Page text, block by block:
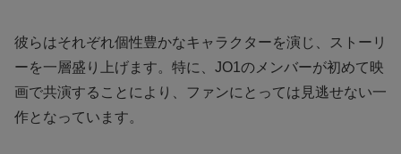
彼らはそれぞれ個性豊かなキャラクターを演じ、ストーリ
ーを一層盛り上げます。特に、JO1のメンバーが初めて映
画で共演することにより、ファンにとっては見逃せない一
作となっています。